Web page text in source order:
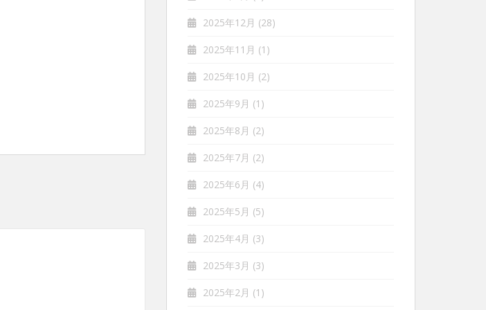
2025年12月 (28)
2025年11月 (1)
2025年10月 (2)
2025年9月 (1)
2025年8月 (2)
2025年7月 (2)
2025年6月 (4)
2025年5月 (5)
2025年4月 (3)
2025年3月 (3)
2025年2月 (1)